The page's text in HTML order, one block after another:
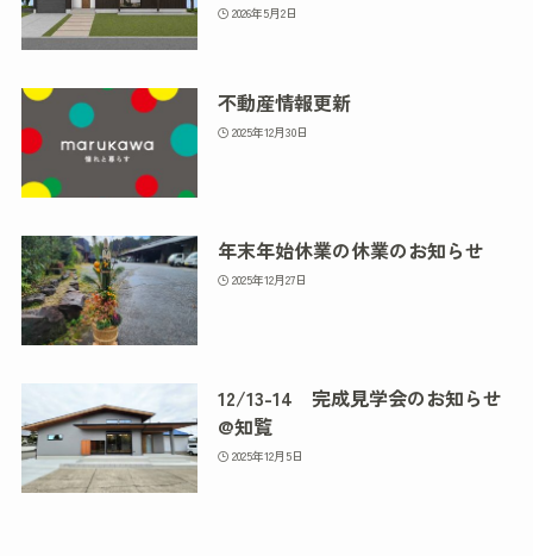
2026年5月2日
不動産情報更新
2025年12月30日
年末年始休業の休業のお知らせ
2025年12月27日
12/13-14 完成見学会のお知らせ
@知覧
2025年12月5日